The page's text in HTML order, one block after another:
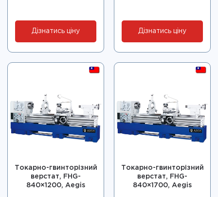
Дізнатись ціну Дізнатись ціну
Токарно-гвинторізний
верстат, FHG-
840×1200, Aegis
Токарно-гвинторізний
верстат, FHG-
840×1700, Aegis